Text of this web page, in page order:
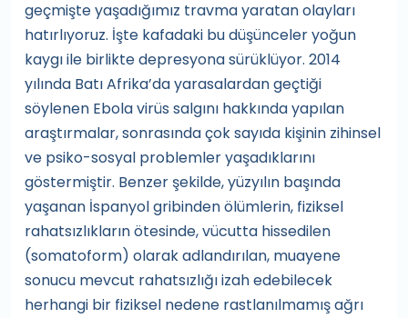
geçmişte yaşadığımız travma yaratan olayları
hatırlıyoruz. İşte kafadaki bu düşünceler yoğun
kaygı ile birlikte depresyona sürüklüyor. 2014
yılında Batı Afrika’da yarasalardan geçtiği
söylenen Ebola virüs salgını hakkında yapılan
araştırmalar, sonrasında çok sayıda kişinin zihinsel
ve psiko-sosyal problemler yaşadıklarını
göstermiştir. Benzer şekilde, yüzyılın başında
yaşanan İspanyol gribinden ölümlerin, fiziksel
rahatsızlıkların ötesinde, vücutta hissedilen
(somatoform) olarak adlandırılan, muayene
sonucu mevcut rahatsızlığı izah edebilecek
herhangi bir fiziksel nedene rastlanılmamış ağrı